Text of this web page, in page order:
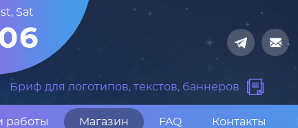
, Sat
Бриф для логотипов, текстов, баннеров
работы Магазин FAQ Контакты